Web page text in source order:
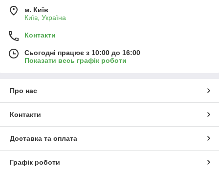
м. Київ
Київ, Україна
Контакти
Сьогодні працює з 10:00 до 16:00
Показати весь графік роботи
Про нас
Контакти
Доставка та оплата
Графік роботи